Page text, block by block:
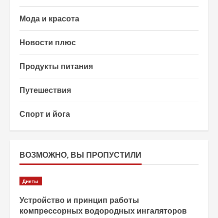
Мода и красота
Новости плюс
Продукты питания
Путешествия
Спорт и йога
ВОЗМОЖНО, ВЫ ПРОПУСТИЛИ
Диеты
Устройство и принцип работы
компрессорных водородных ингаляторов